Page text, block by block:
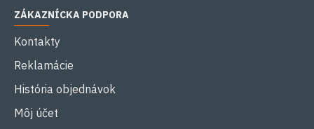
ZÁKAZNÍCKA PODPORA
Kontakty
Reklamácie
História objednávok
Môj účet